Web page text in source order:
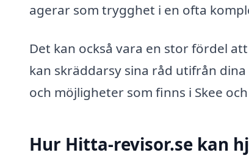
agerar som trygghet i en ofta
Det kan också vara en stor fördel
kan skräddarsy sina råd utifrån
och möjligheter som finns i Skee
Hur Hitta-revisor.se kan